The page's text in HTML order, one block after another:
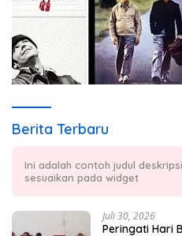
Berita Terbaru
Ini adalah contoh judul
sesuaikan pada widget
Juli 30, 2026
Peringati Hari